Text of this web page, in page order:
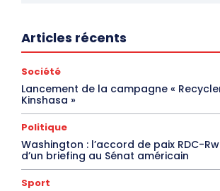
Articles récents
Société
Lancement de la campagne «
Kinshasa »
Politique
Washington : l’accord de paix RDC-
d’un briefing au Sénat américain
Sport